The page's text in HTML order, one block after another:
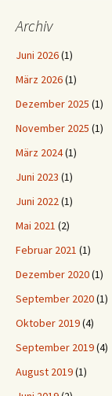
Archiv
Juni 2026(1)
März 2026(1)
Dezember 2025 (1)
November 2025 (1)
März 2024(1)
Juni 2023 (1)
Juni 2022(1)
Mai 2021 (2)
Februar 2021 (1)
Dezember 2020(1)
September 2020(1)
Oktober 2019(4)
September 2019(4)
August 2019(1)